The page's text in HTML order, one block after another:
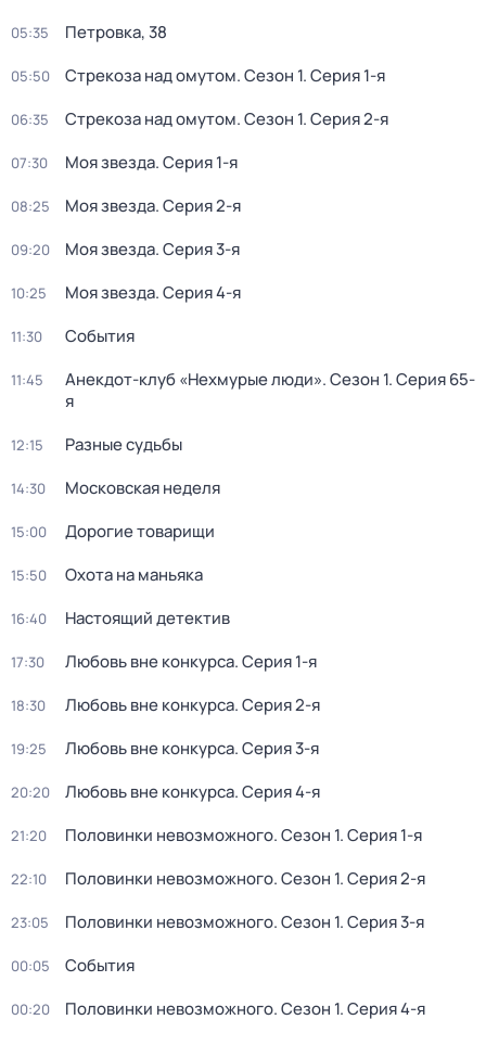
05:35 Петровка, 38
05:50 Стрекоза над омутом. Сезон 1. Серия 1-я
06:35 Стрекоза над омутом. Сезон 1. Серия 2-я
07:30 Моя звезда. Серия 1-я
08:25 Моя звезда. Серия 2-я
09:20 Моя звезда. Серия 3-я
10:25 Моя звезда. Серия 4-я
11:30 События
11:45 Анекдот-клуб «Нехмурые люди». Сезон 1. Серия 65-
я
12:15 Разные судьбы
14:30 Московская неделя
15:00 Дорогие товарищи
15:50 Охота на маньяка
16:40 Настоящий детектив
17:30 Любовь вне конкурса. Серия 1-я
18:30 Любовь вне конкурса. Серия 2-я
19:25 Любовь вне конкурса. Серия 3-я
20:20 Любовь вне конкурса. Серия 4-я
21:20 Половинки невозможного. Сезон 1. Серия 1-я
22:10 Половинки невозможного. Сезон 1. Серия 2-я
23:05 Половинки невозможного. Сезон 1. Серия 3-я
00:05 События
00:20 Половинки невозможного. Сезон 1. Серия 4-я